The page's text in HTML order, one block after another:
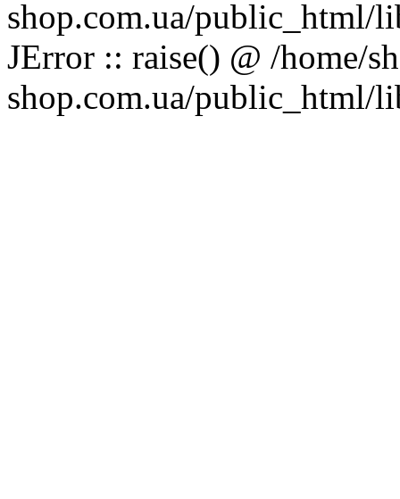
shop.com.ua/public_html/
JError :: raise() @ /home/
shop.com.ua/public_html/